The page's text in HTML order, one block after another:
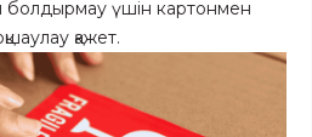
болдырмау үшін картонмен
қажет.